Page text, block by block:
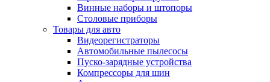
Винные наборы и штопоры
Столовые приборы
Товары для авто
Видеорегистраторы
Автомобильные пылесосы
Пуско-зарядные устройства
Компрессоры для шин